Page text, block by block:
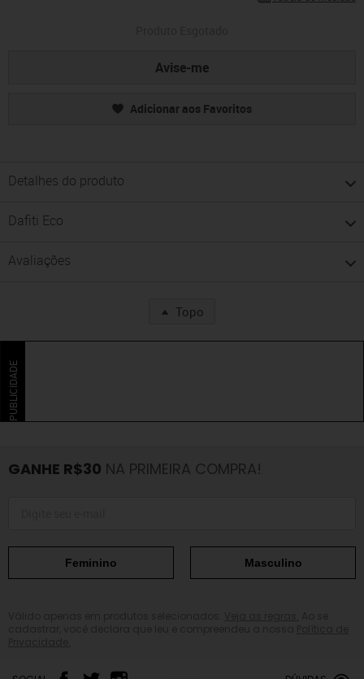
Avise-me
Adicionar aos Favoritos
Detalhes do produto
Dafiti Eco
Avaliações
Topo
PUBLICIDADE
GANHE R$30 NA PRIMEIRA COMPRA!
Feminino Masculino